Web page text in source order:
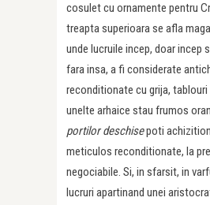
cosulet cu ornamente pentru
treapta superioara se afla
unde lucruile incep, doar incep
fara insa, a fi considerate
reconditionate cu grija,
unelte arhaice stau frumos
portilor deschisepoti
meticulos reconditionate, la
negociabile. Si, in sfarsit, in
lucruri apartinand unei